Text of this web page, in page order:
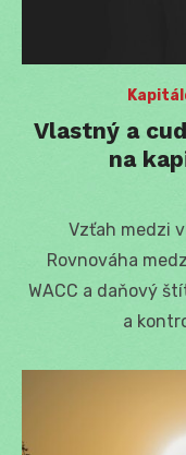
Vlastný a
na
Vzťah medzi
Rovnováha
WACC a daňový
a